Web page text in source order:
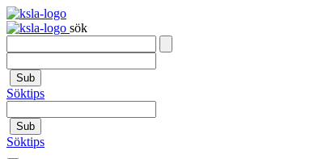
sök
Sub
Söktips
Sub
Söktips